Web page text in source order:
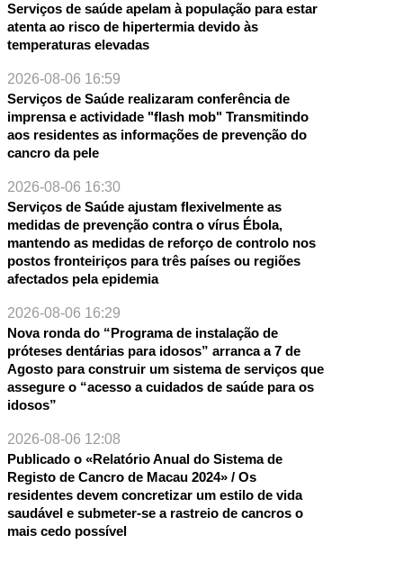
Serviços de saúde apelam à população para estar
atenta ao risco de hipertermia devido às
temperaturas elevadas
2026-08-06 16:59
Serviços de Saúde realizaram conferência de
imprensa e actividade "flash mob" Transmitindo
aos residentes as informações de prevenção do
cancro da pele
2026-08-06 16:30
Serviços de Saúde ajustam flexivelmente as
medidas de prevenção contra o vírus Ébola,
mantendo as medidas de reforço de controlo nos
postos fronteiriços para três países ou regiões
afectados pela epidemia
2026-08-06 16:29
Nova ronda do “Programa de instalação de
próteses dentárias para idosos” arranca a 7 de
Agosto para construir um sistema de serviços que
assegure o “acesso a cuidados de saúde para os
idosos”
2026-08-06 12:08
Publicado o «Relatório Anual do Sistema de
Registo de Cancro de Macau 2024» / Os
residentes devem concretizar um estilo de vida
saudável e submeter-se a rastreio de cancros o
mais cedo possível